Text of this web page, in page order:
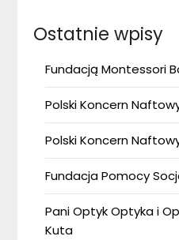
Ostatnie wpisy
Fundacją Montessori
Polski Koncern
Polski Koncern
Fundacja Pomocy
Pani Optyk Optyka i
Kuta